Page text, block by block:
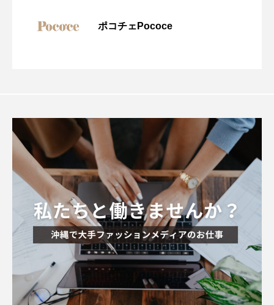
ポコチェPococe